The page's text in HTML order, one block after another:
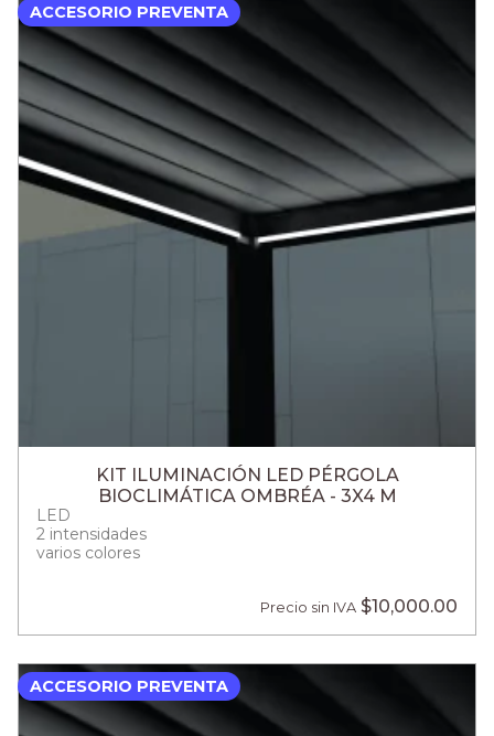
ACCESORIO PREVENTA
KIT ILUMINACIÓN LED PÉRGOLA
BIOCLIMÁTICA OMBRÉA - 3X4 M
LED
2 intensidades
varios colores
Precio sin IVA $10,000.00
ACCESORIO PREVENTA